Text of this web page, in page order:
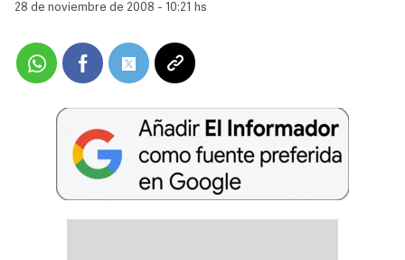
28 de noviembre de 2008 - 10:21 hs